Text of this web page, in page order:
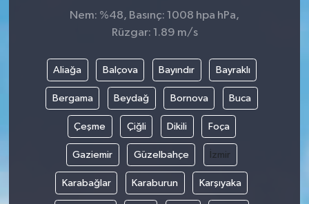
Nem: %48, Basınç: 1008 hpa hPa,
Rüzgar: 1.89 m/s
Aliağa Balçova Bayındır Bayraklı
Bergama Beydağ Bornova Buca
Çeşme Çiğli Dikili Foça
Gaziemir Güzelbahçe İzmir
Karabağlar Karaburun Karşıyaka